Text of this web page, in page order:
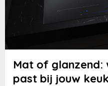
Mat of
past bij jouw